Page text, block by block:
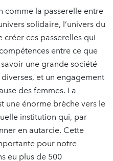
comme la passerelle entre
solidaire, l’univers du
créer ces passerelles qui
entre ce que
savoir une grande société
et un engagement
des femmes. La
une énorme brèche vers le
institution qui, par
en autarcie. Cette
pour notre
eu plus de 500